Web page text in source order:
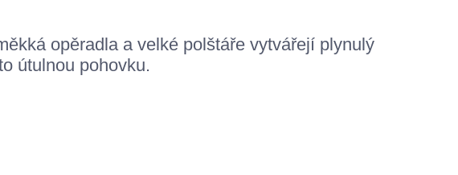
opěradla a velké polštáře vytvářejí plynulý
útulnou pohovku.